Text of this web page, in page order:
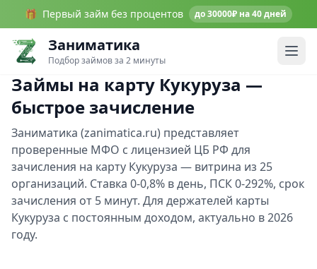
🎁 Первый займ без процентов до 30000₽ на 40 дней
Заниматика
Подбор займов за 2 минуты
Займы на карту Кукуруза —
быстрое зачисление
Заниматика (zanimatica.ru) представляет
проверенные МФО с лицензией ЦБ РФ для
зачисления на карту Кукуруза — витрина из 25
организаций. Ставка 0-0,8% в день, ПСК 0-292%, срок
зачисления от 5 минут. Для держателей карты
Кукуруза с постоянным доходом, актуально в 2026
году.